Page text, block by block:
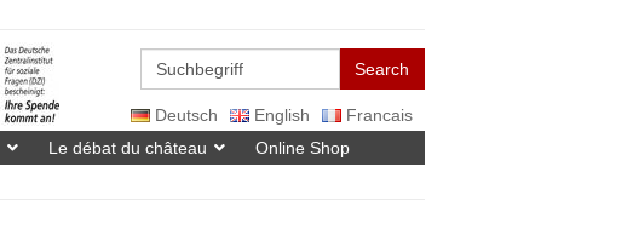
Search
Deutsch English Francais
Le débat du château Online Shop